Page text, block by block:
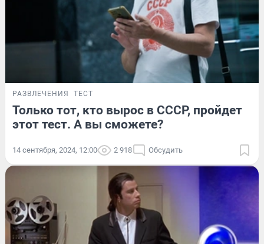
РАЗВЛЕЧЕНИЯ ТЕСТ
Только тот, кто вырос в СССР, пройдет
этот тест. А вы сможете?
14 сентября, 2024, 12:00 2 918 Обсудить